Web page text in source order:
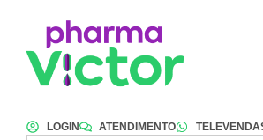
LOGIN ATENDIMENTO